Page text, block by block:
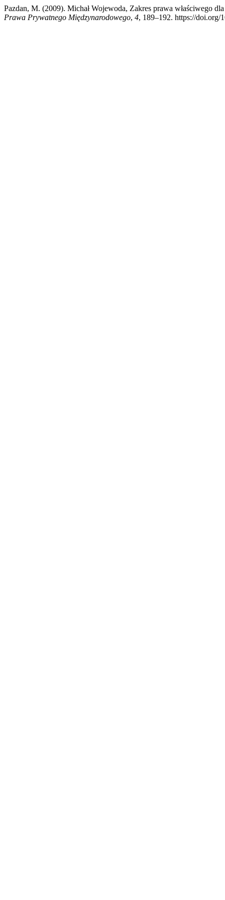
Pazdan, M. (2009). Michał Wojewoda, Zakres prawa właściwego
Prawa Prywatnego Międzynarodowego, 4, 189–192. https://doi.org/